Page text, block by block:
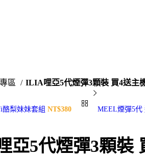
區 ILIA哩亞5代煙彈3顆裝 買4送主
酪梨妹妹套組 MEEL煙彈5代
亞5代煙彈3顆裝